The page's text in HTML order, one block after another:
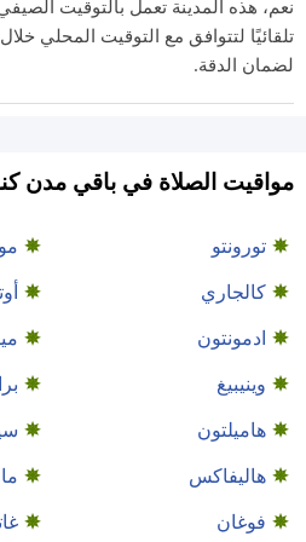
نعم، هذه المدينة تعمل بالتوقيت
تلقائيًا لتتوافق مع التوقيت المحلي
لضمان الدقة.
مواقيت الصلاة في باقي مدن
تورونتو
كالجاري
ادمونتون
وينيبيغ
هاميلتون
هاليفاكس
فوغان